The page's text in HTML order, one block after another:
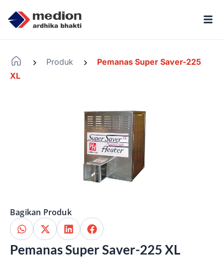
Produk
Pemanas Super Saver-225
XL
Bagikan Produk
Pemanas Super Saver-225 XL